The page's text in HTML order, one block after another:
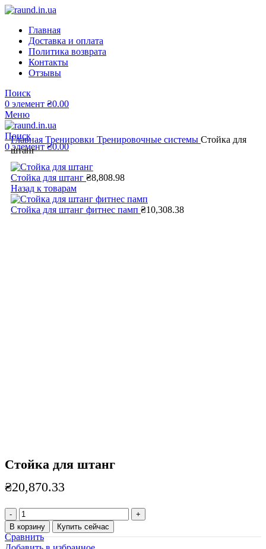
Главная
Доставка и оплата
Политика возврата
Контакты
Отзывы
Поиск
0 элемент ₴0.00
Меню
Поиск
0элемент ₴0.00
Главная Тренировки Тренировочные системы Стойка для
штанг
Стойка для штанг ₴8,808.98
Назад к товарам
Стойка для штанг фитнес памп ₴10,308.38
Стойка для штанг
₴20,870.33
Количество
товара
Стойка
для
В корзину Купить сейчас
Сравнить